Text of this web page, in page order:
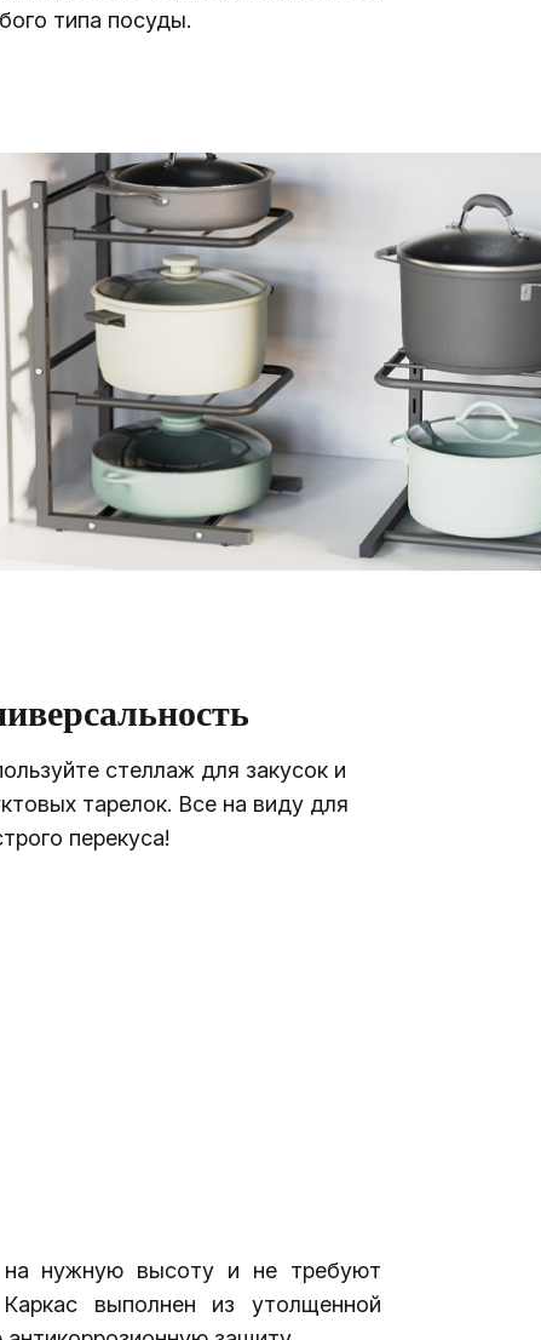
типа посуды.
стеллаж для закусок и
тарелок. Все на виду для
перекуса!
на нужную высоту и не требуют
выполнен из утолщенной